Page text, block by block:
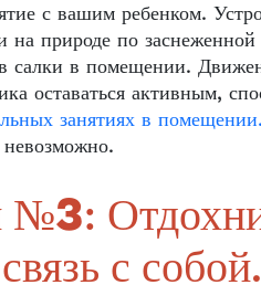
с вашим ребенком.
на природе по
салки в помещении.
оставаться активным,
занятиях в помещении.
№3:
с собой.